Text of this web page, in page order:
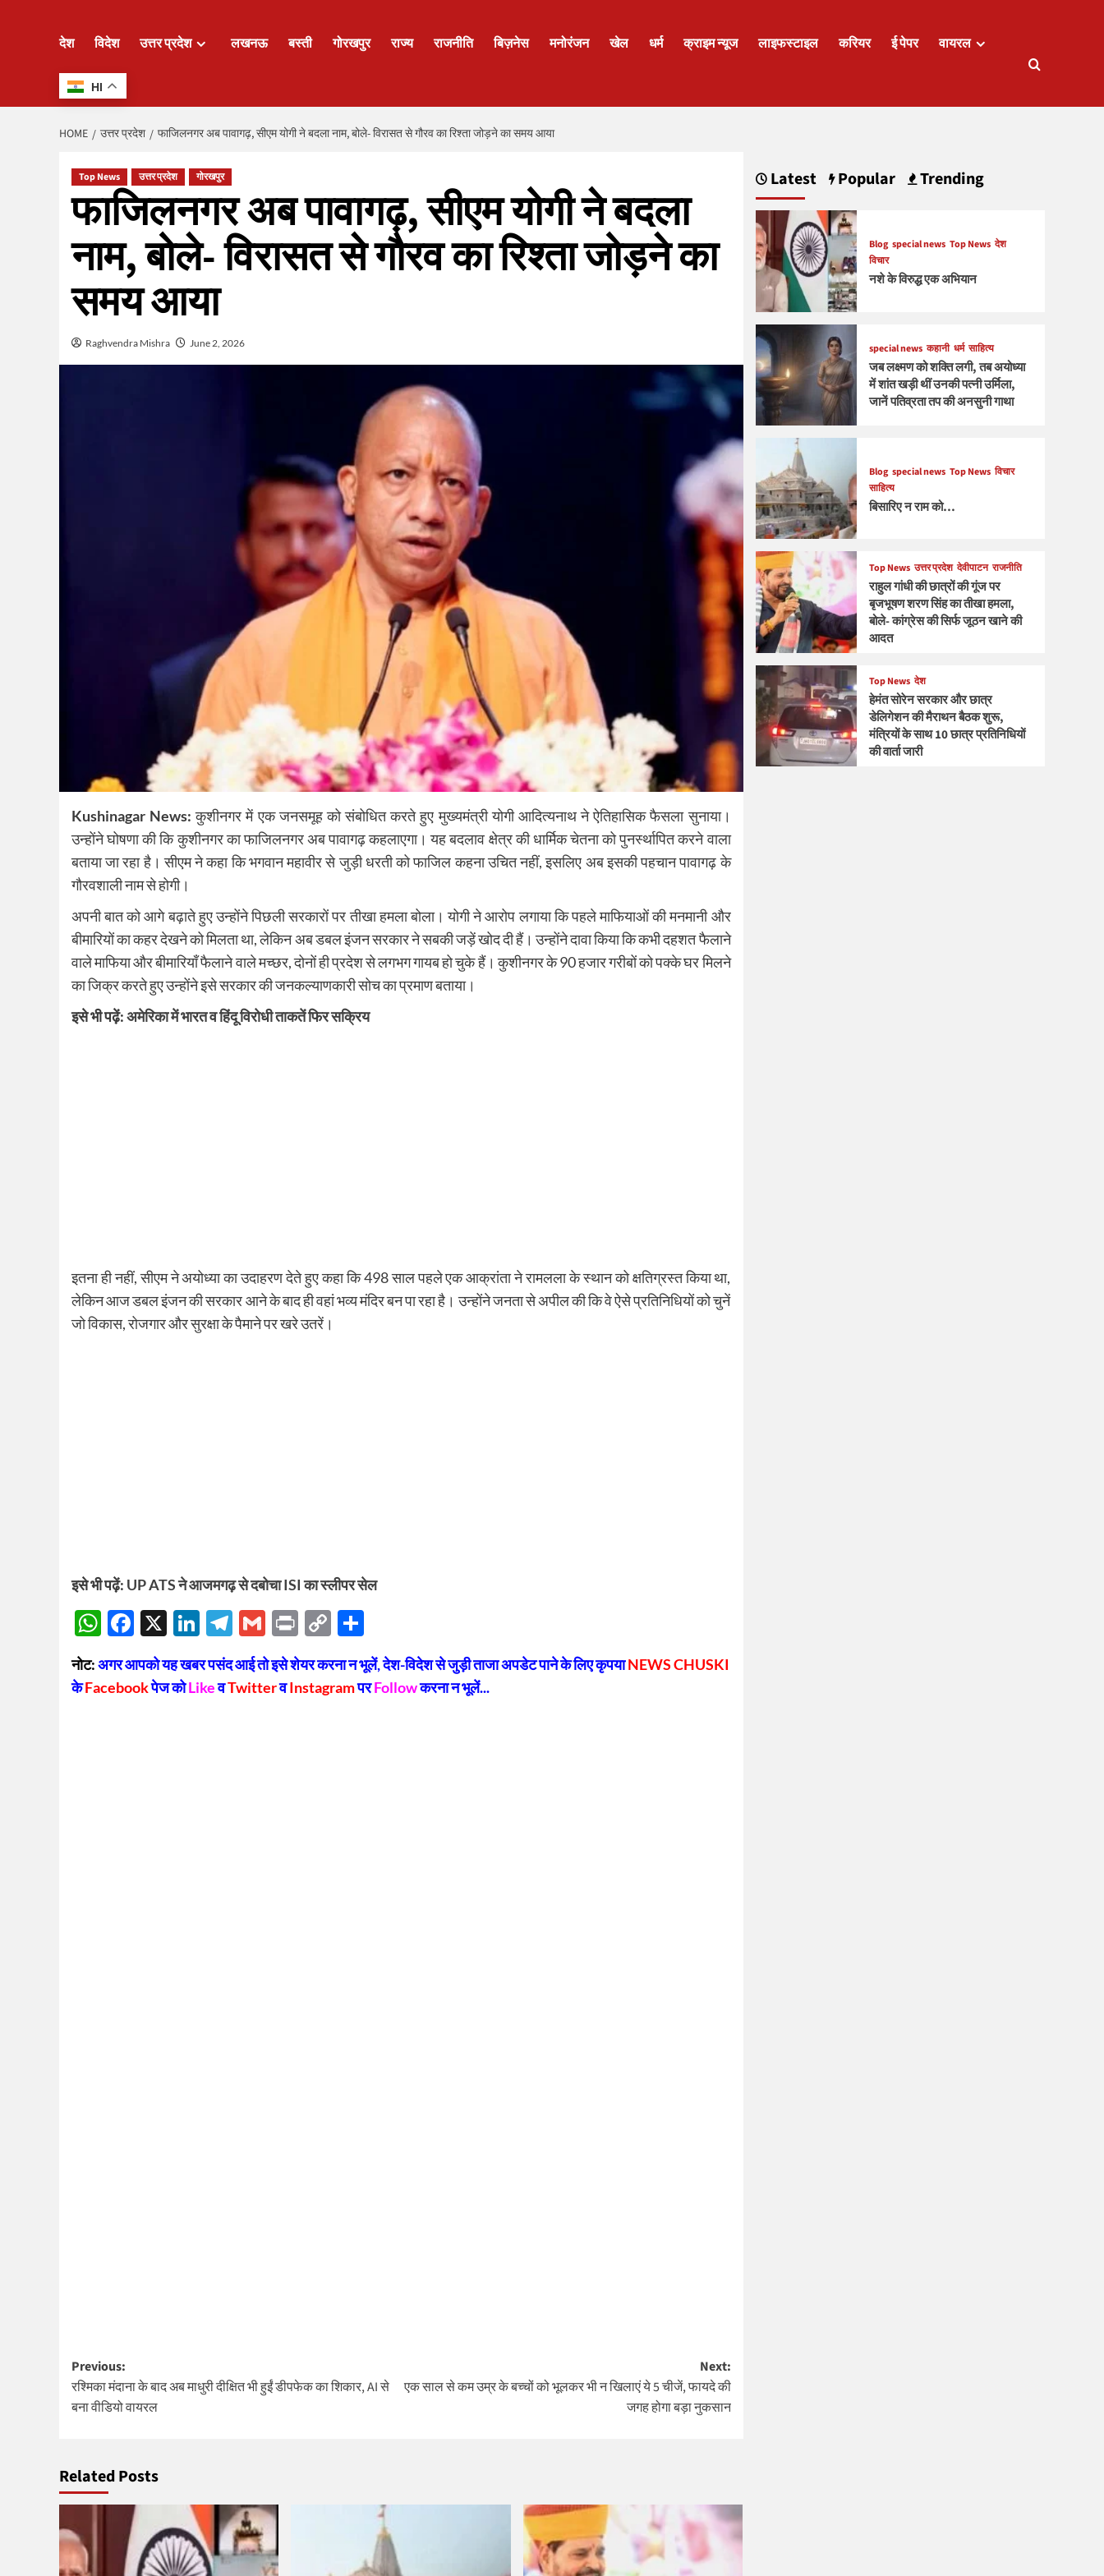
देश विदेश उत्तर प्रदेश लखनऊ बस्ती गोरखपुर राज्य राजनीति बिज़नेस मनोरंजन खेल धर्म क्राइम न्यूज लाइफस्टाइल करियर ई पेपर वायरल
HI
HOME उत्तर प्रदेश फाजिलनगर अब पावागढ़, सीएम योगी ने बदला नाम, बोले- विरासत से गौरव का रिश्ता जोड़ने का समय आया
Top News उत्तर प्रदेश गोरखपुर
फाजिलनगर अब पावागढ़, सीएम योगी ने बदला
नाम, बोले- विरासत से गौरव का रिश्ता जोड़ने का
समय आया
Raghvendra Mishra June 2, 2026
Kushinagar News: कुशीनगर में एक जनसमूह को संबोधित करते हुए मुख्यमंत्री योगी आदित्यनाथ ने ऐतिहासिक फैसला सुनाया।
उन्होंने घोषणा की कि कुशीनगर का फाजिलनगर अब पावागढ़ कहलाएगा। यह बदलाव क्षेत्र की धार्मिक चेतना को पुनर्स्थापित करने वाला
बताया जा रहा है। सीएम ने कहा कि भगवान महावीर से जुड़ी धरती को फाजिल कहना उचित नहीं, इसलिए अब इसकी पहचान पावागढ़ के
गौरवशाली नाम से होगी।
अपनी बात को आगे बढ़ाते हुए उन्होंने पिछली सरकारों पर तीखा हमला बोला। योगी ने आरोप लगाया कि पहले माफियाओं की मनमानी और
बीमारियों का कहर देखने को मिलता था, लेकिन अब डबल इंजन सरकार ने सबकी जड़ें खोद दी हैं। उन्होंने दावा किया कि कभी दहशत फैलाने
वाले माफिया और बीमारियाँ फैलाने वाले मच्छर, दोनों ही प्रदेश से लगभग गायब हो चुके हैं। कुशीनगर के 90 हजार गरीबों को पक्के घर मिलने
का जिक्र करते हुए उन्होंने इसे सरकार की जनकल्याणकारी सोच का प्रमाण बताया।
इसे भी पढ़ें:अमेरिका में भारत व हिंदू विरोधी ताकतें फिर सक्रिय
इतना ही नहीं, सीएम ने अयोध्या का उदाहरण देते हुए कहा कि 498 साल पहले एक आक्रांता ने रामलला के स्थान को क्षतिग्रस्त किया था,
लेकिन आज डबल इंजन की सरकार आने के बाद ही वहां भव्य मंदिर बन पा रहा है। उन्होंने जनता से अपील की कि वे ऐसे प्रतिनिधियों को चुनें
जो विकास, रोजगार और सुरक्षा के पैमाने पर खरे उतरें।
इसे भी पढ़ें: UP ATS ने आजमगढ़ से दबोचा ISI का स्लीपर सेल
WhatsApp
Facebook
X LinkedIn
Telegram
GmailPrintCopy
Link
नोट:अगर आपको यह खबर पसंद आई तो इसे शेयर करना न भूलें, देश-विदेश से जुड़ी ताजा अपडेट पाने के लिए कृपयाNEWS CHUSKI
केFacebookपेज कोLikeवTwitterवInstagramपरFollowकरना न भूलें...
Post
navigation
Previous:
रश्मिका मंदाना के बाद अब माधुरी दीक्षित भी हुईं डीपफेक का शिकार, AI से
बना वीडियो वायरल
Next:
एक साल से कम उम्र के बच्चों को भूलकर भी न खिलाएं ये 5 चीजें, फायदे की
जगह होगा बड़ा नुकसान
Related Posts
Latest Popular Trending
Blog special news Top News देश
विचार
नशे के विरुद्ध एक अभियान
special news कहानी धर्म साहित्य
जब लक्ष्मण को शक्ति लगी, तब अयोध्या
में शांत खड़ी थीं उनकी पत्नी उर्मिला,
जानें पतिव्रता तप की अनसुनी गाथा
Blog special news Top News विचार
साहित्य
बिसारिए न राम को…
Top News उत्तर प्रदेश देवीपाटन राजनीति
राहुल गांधी की छात्रों की गूंज पर
बृजभूषण शरण सिंह का तीखा हमला,
बोले- कांग्रेस की सिर्फ जूठन खाने की
आदत
Top News देश
हेमंत सोरेन सरकार और छात्र
डेलिगेशन की मैराथन बैठक शुरू,
मंत्रियों के साथ 10 छात्र प्रतिनिधियों
की वार्ता जारी